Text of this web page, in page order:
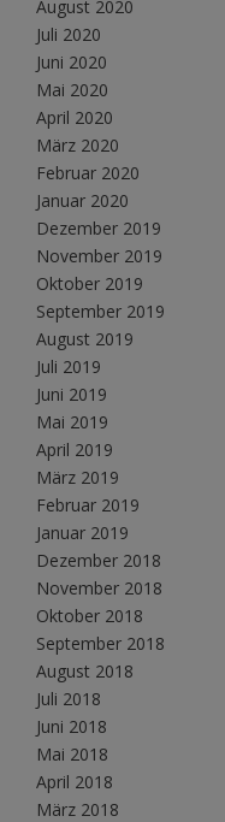
August 2020
Juli 2020
Juni 2020
Mai 2020
April 2020
März 2020
Februar 2020
Januar 2020
Dezember 2019
November 2019
Oktober 2019
September 2019
August 2019
Juli 2019
Juni 2019
Mai 2019
April 2019
März 2019
Februar 2019
Januar 2019
Dezember 2018
November 2018
Oktober 2018
September 2018
August 2018
Juli 2018
Juni 2018
Mai 2018
April 2018
März 2018